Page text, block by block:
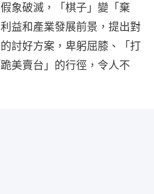
象破滅，「棋子」變「棄
益和產業發展前景，提出對
討好方案，卑躬屈膝、「打
美賣台」的行徑，令人不